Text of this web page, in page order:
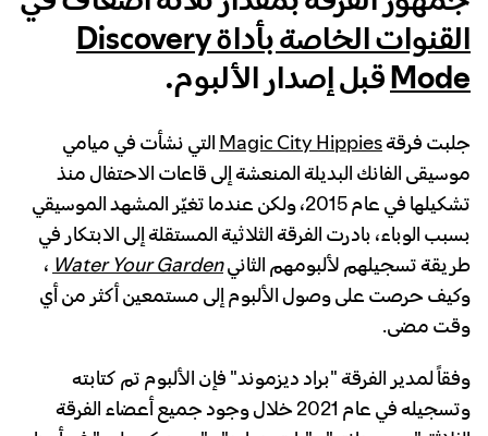
القنوات الخاصة بأداة Discovery
Modeقبل إصدار الألبوم.
جلبت فرقةMagic City Hippies التي نشأت في ميامي
موسيقى الفانك البديلة المنعشة إلى قاعات الاحتفال منذ
تشكيلها في عام 2015، ولكن عندما تغيّر المشهد الموسيقي
بسبب الوباء، بادرت الفرقة الثلاثية المستقلة إلى الابتكار في
طريقة تسجيلهم لألبومهم الثانيWater Your Garden ،
وكيف حرصت على وصول الألبوم إلى مستمعين أكثر من أي
وقت مضى.
وفقاً لمدير الفرقة "براد ديزموند" فإن الألبوم تم كتابته
وتسجيله في عام 2021 خلال وجود جميع أعضاء الفرقة